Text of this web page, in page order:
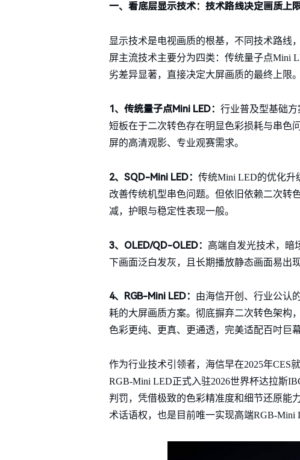
一、看底层显示技术：技术路线决定画质上
显示技术是电视画质的根基，不同技术路线
屏主流技术主要分为四类：传统量子点Mini
劣差异显著，直接决定大屏画质的最终上限。
1、传统量子点Mini LED： 行业普及型基础方
短板在于二次转色存在明显色彩损耗与串色
屏的高清观影、专业观赛需求。
2、SQD-Mini LED： 传统Mini LED的优化升
改善传统机型串色问题。但依旧依赖二次转
减，护眼与稳定性表现一般。
3、OLED/QD-OLED：
高端自发光技术，暗
下画面泛白发灰，且长期播放静态画面易出
4、RGB-Mini LED：
由海信开创、行业公认
耗的大屏画质方案。彻底摒弃二次转色架构
色彩更纯、更真、更通透，完美适配百吋巨
作为行业技术引领者，海信早在2025年CES
RGB-Mini LED正式入驻2026世界杯达拉斯
判罚，凭借极致的色彩精准度和细节还原能
术话语权，也是目前唯一实现高端RGB-Mini